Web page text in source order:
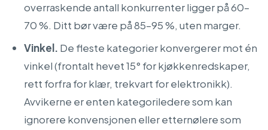
overraskende antall konkurrenter ligger på 60–
70 %. Ditt bør være på 85–95 %, uten marger.
Vinkel. De fleste kategorier konvergerer mot én
vinkel (frontalt hevet 15° for kjøkkenredskaper,
rett forfra for klær, trekvart for elektronikk).
Avvikerne er enten kategoriledere som kan
ignorere konvensjonen eller etternølere som